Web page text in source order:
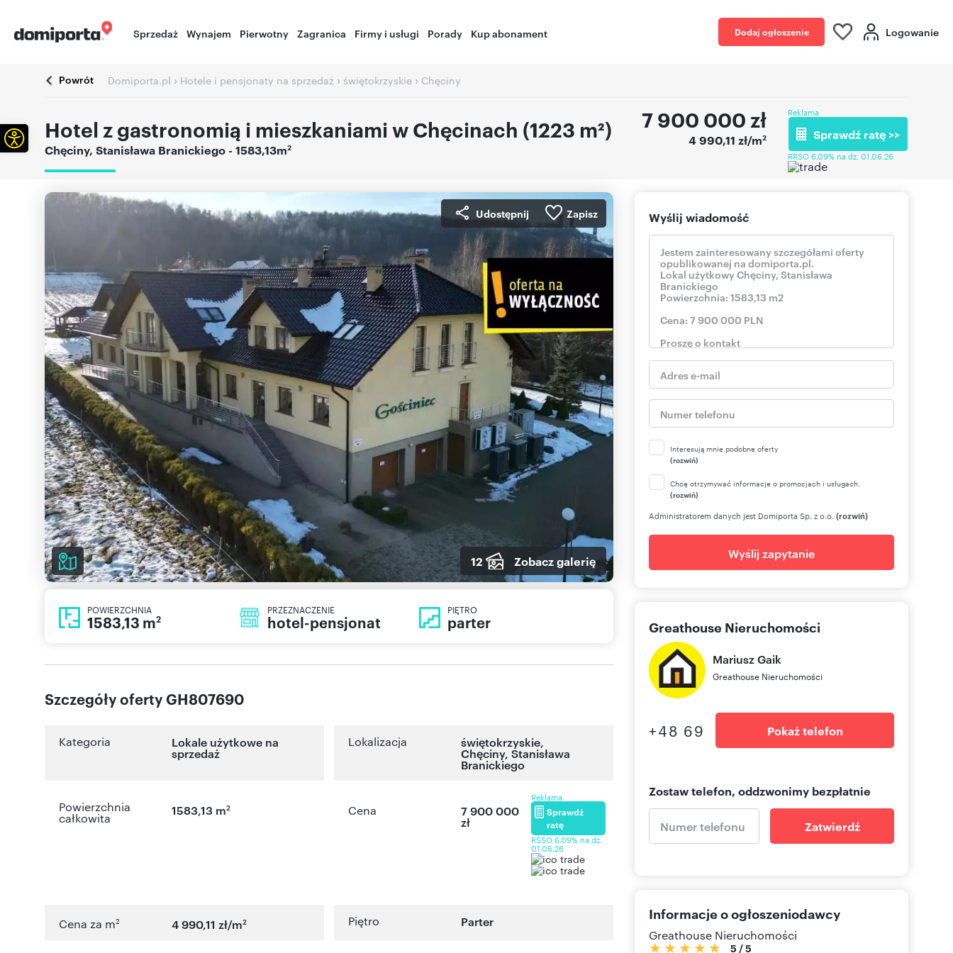
Sprzedaż Wynajem Pierwotny Zagranica Firmy i usługi Porady Kup abonament Dodaj ogłoszenie Logowanie
Powrót Domiporta.pl › Hotele i pensjonaty na sprzedaż › świętokrzyskie › Chęciny
Hotel z gastronomią i mieszkaniami w Chęcinach (1223 m²)
Chęciny, Stanisława Branickiego - 1583,13m2
7 900 000 zł
4 990,11 zł/m2
Reklama
Sprawdź ratę >>
RRSO 6,09% na dz. 01.06.26
Udostępnij Zapisz
12 Zobacz galerię
POWIERZCHNIA
1583,13 m2
PRZEZNACZENIE
hotel-pensjonat
PIĘTRO
parter
Szczegóły oferty GH807690
Kategoria Lokale użytkowe na
sprzedaż
Lokalizacja świętokrzyskie,
Chęciny,Stanisława
Branickiego
Powierzchnia
całkowita
1583,13 m2 Cena 7 900 000
zł
Reklama
Sprawdź
ratę
RSSO 6,09% na dz.
01.06.26
Cena za m2 4 990,11 zł/m2 Piętro Parter
Wyślij wiadomość
Interesują mnie podobne oferty
(rozwiń)
Chcę otrzymywać informacje o promocjach i usługach.
(rozwiń)
Administratorem danych jest Domiporta Sp. z o.o. (rozwiń)
Wyślij zapytanie
Greathouse Nieruchomości
MariuszGaik
Greathouse Nieruchomości
+48 69 Pokaż telefon
Zostaw telefon, oddzwonimy bezpłatnie
Zatwierdź
Informacje o ogłoszeniodawcy
Greathouse Nieruchomości
5 /5
Otwórz pasek narzędzi